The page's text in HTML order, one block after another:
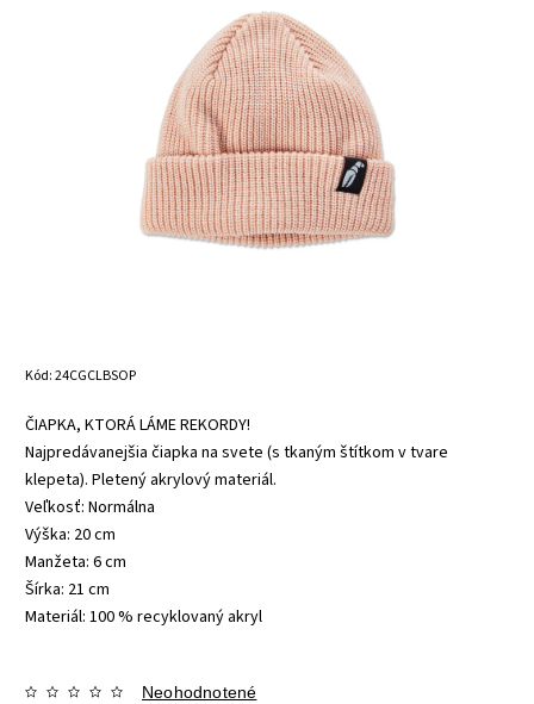
Kód:24CGCLBSOP
ČIAPKA, KTORÁ LÁME REKORDY!
Najpredávanejšia čiapka na svete (s tkaným štítkom v tvare
klepeta). Pletený akrylový materiál.
Veľkosť: Normálna
Výška: 20 cm
Manžeta: 6 cm
Šírka: 21 cm
Materiál: 100 % recyklovaný akryl
Neohodnotené